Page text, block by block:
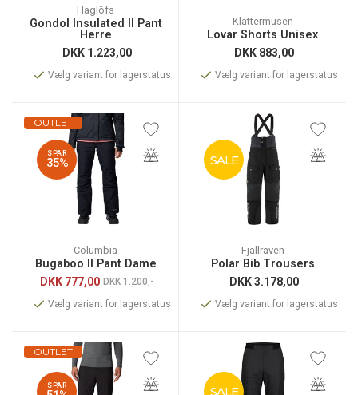
Haglöfs
Gondol Insulated II Pant
Herre
DKK 1.223,00
Vælg variant for lagerstatus
Klättermusen
Lovar Shorts Unisex
DKK 883,00
Vælg variant for lagerstatus
OUTLET
SPAR
35%
Columbia
Bugaboo II Pant Dame
DKK 777,00 DKK 1.200,-
Vælg variant for lagerstatus
SALE
Fjällräven
Polar Bib Trousers
DKK3.178,00
Vælg variant for lagerstatus
OUTLET
SPAR SALE